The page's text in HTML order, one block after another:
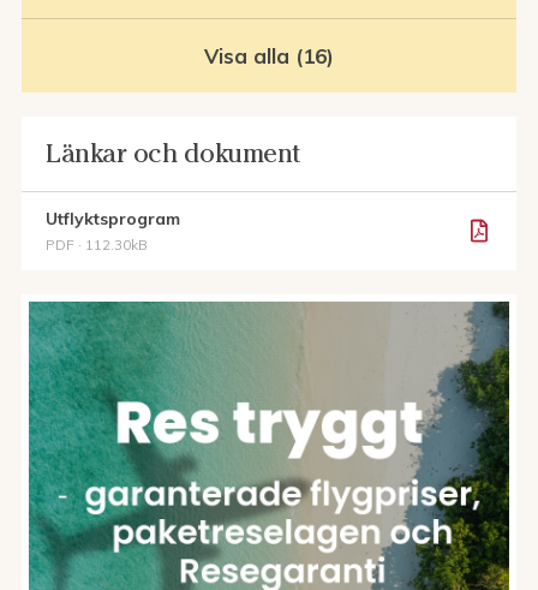
Visa alla (16)
Länkar och dokument
Utflyktsprogram
PDF · 112.30kB